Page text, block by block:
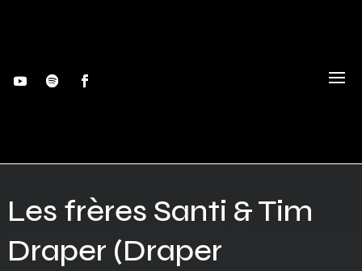
Les frères Santi & Tim
Draper (Draper